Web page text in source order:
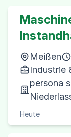
Meißen
Industrie
persona
Heute